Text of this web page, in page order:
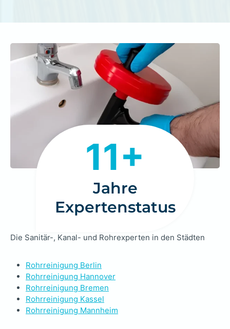
11+
Jahre
Expertenstatus
Die Sanitär-, Kanal- und Rohrexperten in den Städten
Rohrreinigung Berlin
Rohrreinigung Hannover
Rohrreinigung Bremen
Rohrreinigung Kassel
Rohrreinigung Mannheim